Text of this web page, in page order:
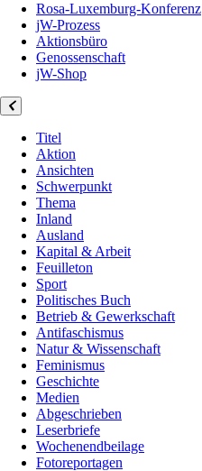
Rosa-Luxemburg-Konferenz
jW-Prozess
Aktionsbüro
Genossenschaft
jW-Shop
Titel
Aktion
Ansichten
Schwerpunkt
Thema
Inland
Ausland
Kapital & Arbeit
Feuilleton
Sport
Politisches Buch
Betrieb & Gewerkschaft
Antifaschismus
Natur & Wissenschaft
Feminismus
Geschichte
Medien
Abgeschrieben
Leserbriefe
Wochenendbeilage
Fotoreportagen